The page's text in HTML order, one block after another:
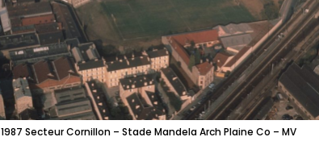
1987 Secteur Cornillon – Stade Mandela Arch Plaine Co – MV